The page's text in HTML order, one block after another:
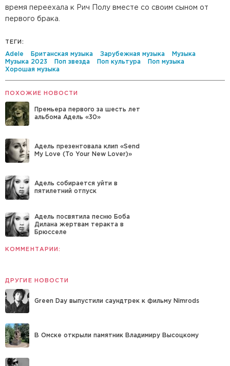
время переехала к Рич Полу вместе со своим сыном от
первого брака.
ТЕГИ:
Adele Британская музыка Зарубежная музыка
Музыка
Музыка 2023
Поп звезда Поп культура
Поп музыка
Хорошая музыка
ПОХОЖИЕ НОВОСТИ
Премьера первого за шесть лет
альбома Адель «30»
Адель презентовала клип «Send
My Love (To Your New Lover)»
Адель собирается уйти в
пятилетний отпуск
Адель посвятила песню Боба
Дилана жертвам теракта в
Брюсселе
КОММЕНТАРИИ:
ДРУГИЕ НОВОСТИ
Green Day выпустили саундтрек к фильму Nimrods
В Омске открыли памятник Владимиру Высоцкому